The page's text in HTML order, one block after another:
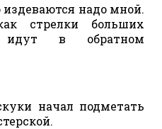
надо мной.
стрелки больших
идут в обратном
начал подметать